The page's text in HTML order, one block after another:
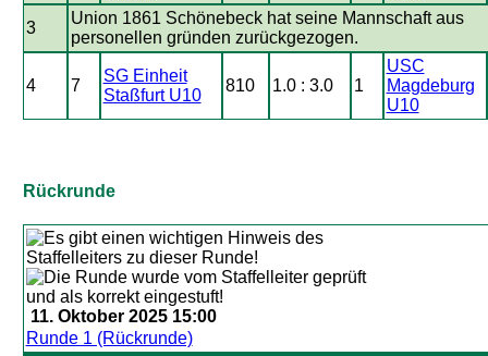
3
Union 1861 Schönebeck hat seine Mannschaft aus
personellen gründen zurückgezogen.
4 7
SG Einheit
Staßfurt U10
810 1.0 : 3.0 1
USC
Magdeburg
U10
Rückrunde
11. Oktober 2025 15:00
Runde 1 (Rückrunde)